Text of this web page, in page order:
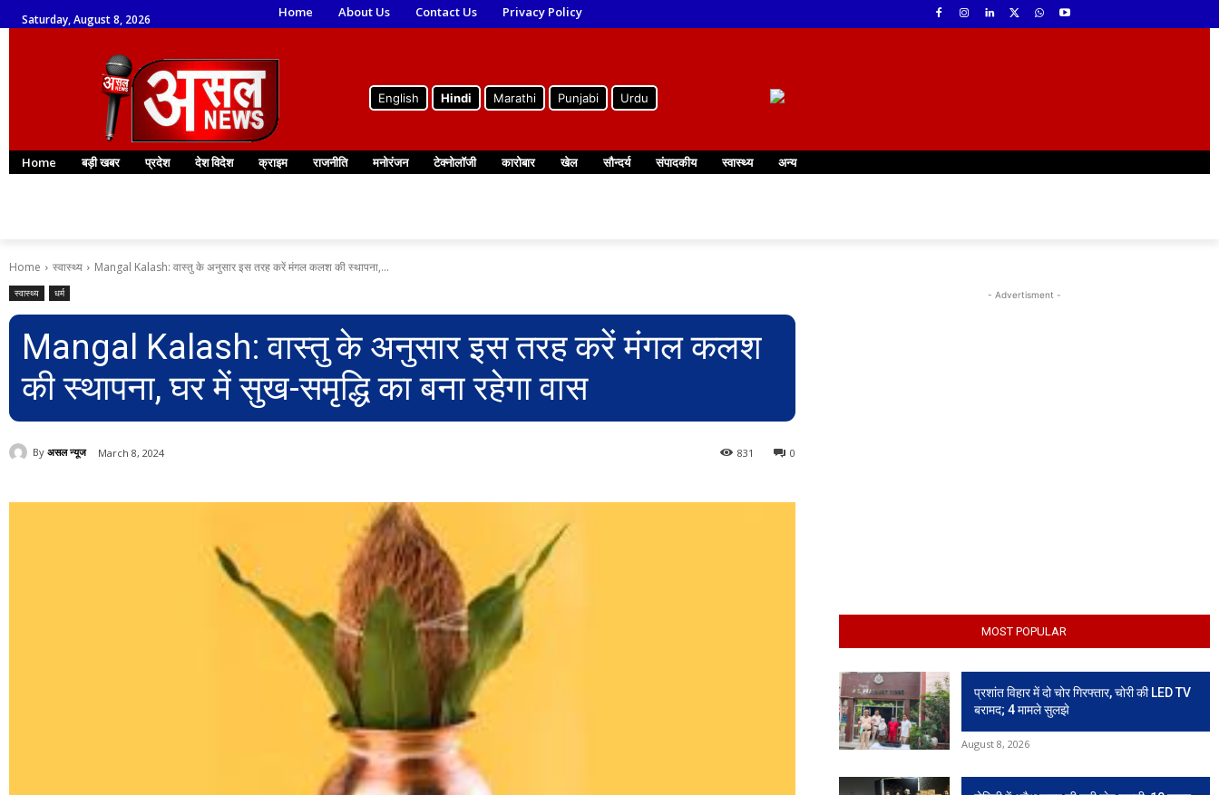
Saturday, August 8, 2026 Home About Us Contact Us Privacy Policy
English Hindi Marathi Punjabi Urdu
Home बड़ी खबर प्रदेश देश विदेश क्राइम राजनीति मनोरंजन टेक्नोलॉजी कारोबार खेल सौन्दर्य संपादकीय स्वास्थ्य अन्य
Home स्वास्थ्य Mangal Kalash: वास्तु के अनुसार इस तरह करें मंगल कलश की स्थापना,...
स्वास्थ्य धर्म
Mangal Kalash: वास्तु के अनुसार इस तरह करें मंगल कलश
की स्थापना, घर में सुख-समृद्धि का बना रहेगा वास
By असल न्यूज March 8, 2024 0
831
- Advertisment -
MOST POPULAR
प्रशांत विहार में दो चोर गिरफ्तार, चोरी की LED TV
बरामद; 4 मामले सुलझे
August 8, 2026